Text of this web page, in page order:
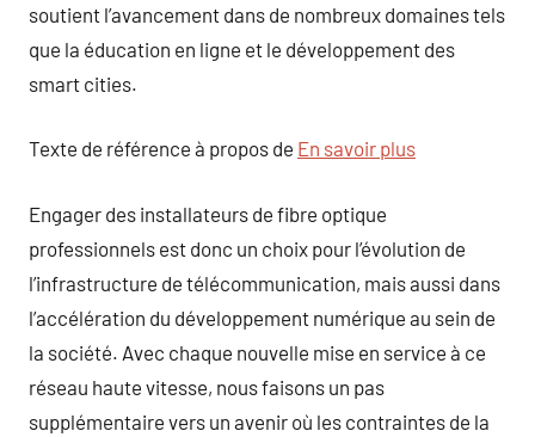
soutient l’avancement dans de nombreux domaines tels
que la éducation en ligne et le développement des
smart cities.
Texte de référence à propos de En savoir plus
Engager des installateurs de fibre optique
professionnels est donc un choix pour l’évolution de
l’infrastructure de télécommunication, mais aussi dans
l’accélération du développement numérique au sein de
la société. Avec chaque nouvelle mise en service à ce
réseau haute vitesse, nous faisons un pas
supplémentaire vers un avenir où les contraintes de la